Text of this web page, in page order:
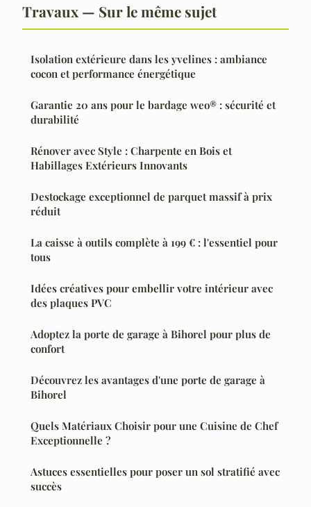
Travaux — Sur le même sujet
Isolation extérieure dans les yvelines : ambiance
cocon et performance énergétique
Garantie 20 ans pour le bardage weo® : sécurité et
durabilité
Rénover avec Style : Charpente en Bois et
Habillages Extérieurs Innovants
Destockage exceptionnel de parquet massif à prix
réduit
La caisse à outils complète à 199 € : l'essentiel pour
tous
Idées créatives pour embellir votre intérieur avec
des plaques PVC
Adoptez la porte de garage à Bihorel pour plus de
confort
Découvrez les avantages d'une porte de garage à
Bihorel
Quels Matériaux Choisir pour une Cuisine de Chef
Exceptionnelle ?
Astuces essentielles pour poser un sol stratifié avec
succès